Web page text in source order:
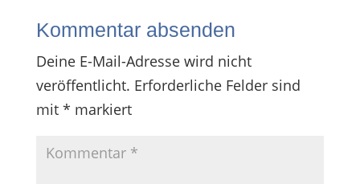
Kommentar absenden
Deine E-Mail-Adresse wird nicht
veröffentlicht. Erforderliche Felder sind
mit * markiert